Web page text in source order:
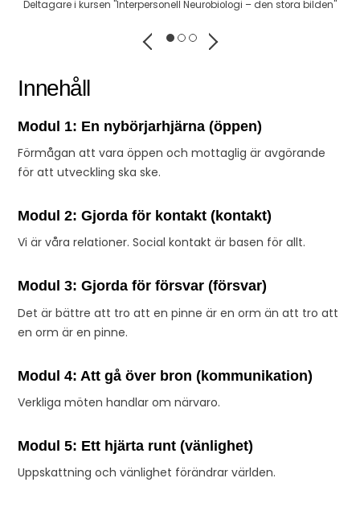
Deltagare i kursen "Interpersonell Neurobiologi – den stora bilden"
Innehåll
Modul 1: En nybörjarhjärna (öppen)
Förmågan att vara öppen och mottaglig är avgörande
för att utveckling ska ske.
Modul 2: Gjorda för kontakt (kontakt)
Vi är våra relationer. Social kontakt är basen för allt.
Modul 3: Gjorda för försvar (försvar)
Det är bättre att tro att en pinne är en orm än att tro att
en orm är en pinne.
Modul 4: Att gå över bron (kommunikation)
Verkliga möten handlar om närvaro.
Modul 5: Ett hjärta runt (vänlighet)
Uppskattning och vänlighet förändrar världen.